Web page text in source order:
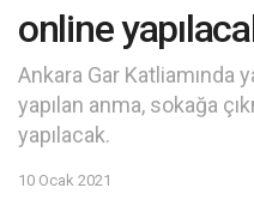
online
Ankara Gar Katliamında
yapılan anma, sokağa
yapılacak.
10 Ocak 2021